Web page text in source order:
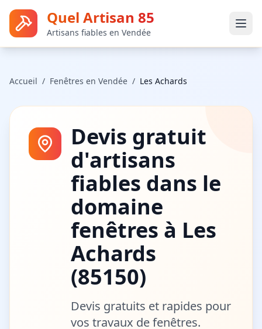
Quel Artisan 85
Artisans fiables en Vendée
Accueil / Fenêtres en Vendée / Les Achards
Devis gratuit
d'artisans
fiables dans le
domaine
fenêtres à Les
Achards
(85150)
Devis gratuits et rapides pour
vos travaux defenêtres.